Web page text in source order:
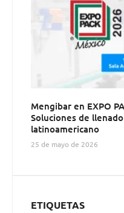
Mengibar en EXPO
Soluciones de
latinoamericano
25 de mayo de 2026
ETIQUETAS